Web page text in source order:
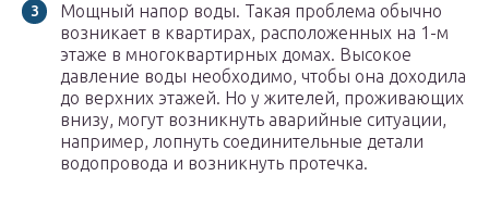
Мощный напор воды. Такая проблема обычно
возникает в квартирах, расположенных на 1-м
этаже в многоквартирных домах. Высокое
давление воды необходимо, чтобы она доходила
до верхних этажей. Но у жителей, проживающих
внизу, могут возникнуть аварийные ситуации,
например, лопнуть соединительные детали
водопровода и возникнуть протечка.